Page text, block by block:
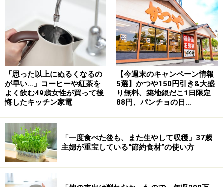
品の内訳は、
・調味料（470品目）
・乳製品（281品目）
・加工食品（109品目）
・酒類・飲料（88品目）
・菓子（17品目）
・原材料（45品目）
食費の中身が偏っていれば、影響はより大きくなるでし
ょう。
一方で「お金持ちカゴ」には、旬の野菜や果物、まとめ
「思った以上にぬるくなるの
が早い…」コーヒーや紅茶を
よく飲む49歳女性が買って後
悔したキッチン家電
【今週末のキャンペーン情報
5選】かつや150円引き&大盛
り無料、築地銀だこ1日限定
88円、パンチョの日…
「一度食べた後も、また生やして収穫」37歳
主婦が重宝している“節約食材”の使い方